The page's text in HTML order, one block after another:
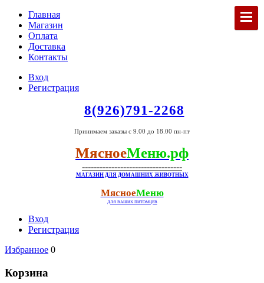
Главная
Магазин
Оплата
Доставка
Контакты
Вход
Регистрация
8(926)791-2268
Принимаем заказы с 9.00 до 18.00 пн-пт
МясноеМеню.рф
----------------------------------
МАГАЗИН ДЛЯ ДОМАШНИХ ЖИВОТНЫХ
МясноеМеню
ДЛЯ ВАШИХ ПИТОМЦЕВ
Вход
Регистрация
Избранное 0
Корзина